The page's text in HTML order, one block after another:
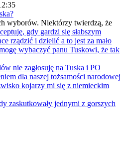
wyborów. Niektórzy twierdzą, że
gdy gardzi się słabszym
rządzić i dzielić a to jest za mało
wybaczyć panu Tuskowi, że tak
nie zagłosuję na Tuska i PO
dla naszej tożsamości narodowej
kojarzy mi się z niemieckim
zaskutkowały jednymi z gorszych